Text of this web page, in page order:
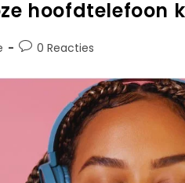
hoofdtelefoon
0 Reacties